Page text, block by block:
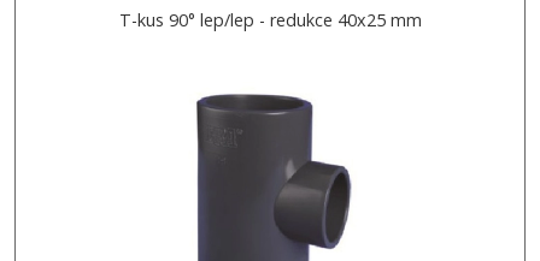
T-kus 90° lep/lep - redukce 40x25 mm